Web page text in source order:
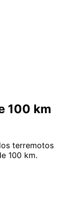
100 km
terremotos
100 km.